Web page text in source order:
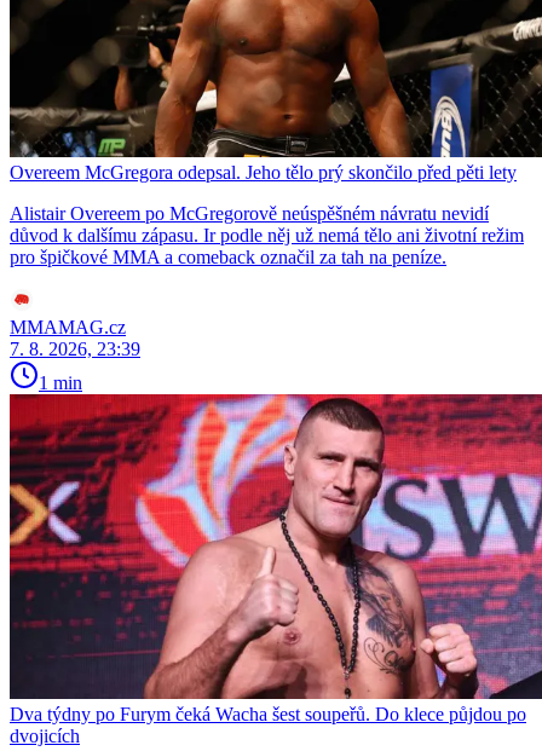
Overeem McGregora odepsal. Jeho tělo prý skončilo před pěti lety
Alistair Overeem po McGregorově neúspěšném návratu nevidí
důvod k dalšímu zápasu. Ir podle něj už nemá tělo ani životní režim
pro špičkové MMA a comeback označil za tah na peníze.
MMAMAG.cz
7. 8. 2026, 23:39
1 min
Dva týdny po Furym čeká Wacha šest soupeřů. Do klece půjdou po
dvojicích